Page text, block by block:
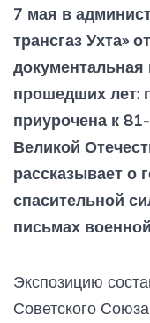
7 мая в
трансгаз Ухта»
документальная
прошедших лет:
приурочена к
Великой
рассказывает о
спасительной
письмах
Экспозицию
Советского